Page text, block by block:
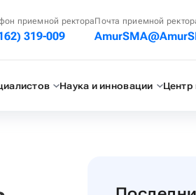
приемной ректора
319-009
Почта приемной
Наука и инновации Центр